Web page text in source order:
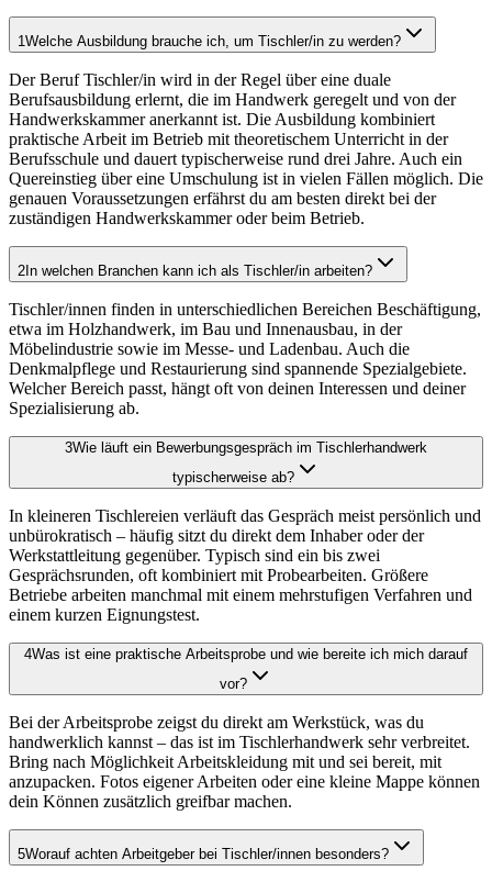
1Welche Ausbildung brauche ich, um Tischler/in zu werden?
Der Beruf Tischler/in wird in der Regel über eine duale
Berufsausbildung erlernt, die im Handwerk geregelt und von der
Handwerkskammer anerkannt ist. Die Ausbildung kombiniert
praktische Arbeit im Betrieb mit theoretischem Unterricht in der
Berufsschule und dauert typischerweise rund drei Jahre. Auch ein
Quereinstieg über eine Umschulung ist in vielen Fällen möglich. Die
genauen Voraussetzungen erfährst du am besten direkt bei der
zuständigen Handwerkskammer oder beim Betrieb.
2 In welchen Branchen kann ich als Tischler/in arbeiten?
Tischler/innen finden in unterschiedlichen Bereichen Beschäftigung,
etwa im Holzhandwerk, im Bau und Innenausbau, in der
Möbelindustrie sowie im Messe- und Ladenbau. Auch die
Denkmalpflege und Restaurierung sind spannende Spezialgebiete.
Welcher Bereich passt, hängt oft von deinen Interessen und deiner
Spezialisierung ab.
3Wie läuft ein Bewerbungsgespräch im Tischlerhandwerk
typischerweise ab?
In kleineren Tischlereien verläuft das Gespräch meist persönlich und
unbürokratisch – häufig sitzt du direkt dem Inhaber oder der
Werkstattleitung gegenüber. Typisch sind ein bis zwei
Gesprächsrunden, oft kombiniert mit Probearbeiten. Größere
Betriebe arbeiten manchmal mit einem mehrstufigen Verfahren und
einem kurzen Eignungstest.
4Was ist eine praktische Arbeitsprobe und wie bereite ich mich darauf
vor?
Bei der Arbeitsprobe zeigst du direkt am Werkstück, was du
handwerklich kannst – das ist im Tischlerhandwerk sehr verbreitet.
Bring nach Möglichkeit Arbeitskleidung mit und sei bereit, mit
anzupacken. Fotos eigener Arbeiten oder eine kleine Mappe können
dein Können zusätzlich greifbar machen.
5Worauf achten Arbeitgeber bei Tischler/innen besonders?